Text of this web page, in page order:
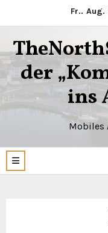
Inhalt
springen
Fr..
der
ins
Mobiles